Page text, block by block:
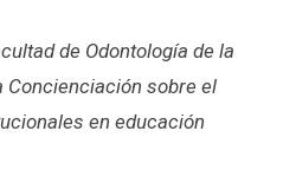
de Odontología de la
Concienciación sobre el
en educación